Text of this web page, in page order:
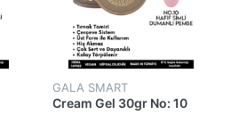
GALA SMART
Cream Gel 30gr No: 10